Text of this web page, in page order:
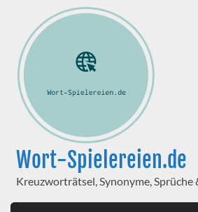
Wort-Spielereien.de
Kreuzworträtsel, Synonyme, Sprüche